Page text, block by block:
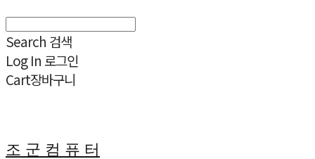
Search 검색
Log In 로그인
Cart장바구니
조 군 컴 퓨 터